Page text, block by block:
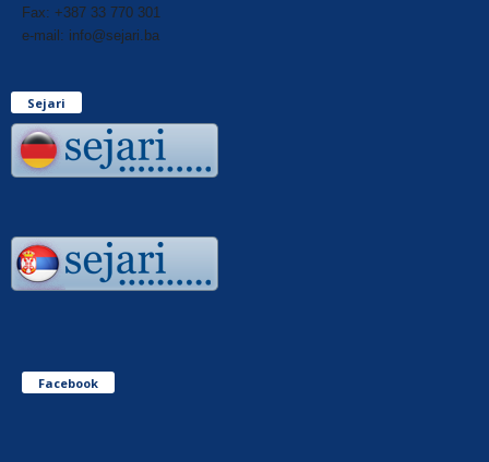
Fax: +387 33 770 301
e-mail: info@sejari.ba
Sejari
Facebook